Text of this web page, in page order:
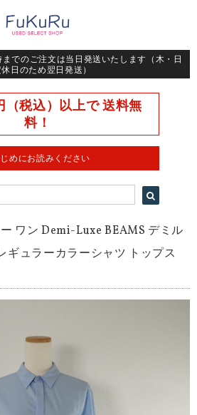
までのご注文は当日発送いたします（木・日
日のため翌日発送）
（税込）以上で 送料無
料！
めにお読みください
ワン Demi-Luxe BEAMS デミル
ギュラーカラーシャツ トップス